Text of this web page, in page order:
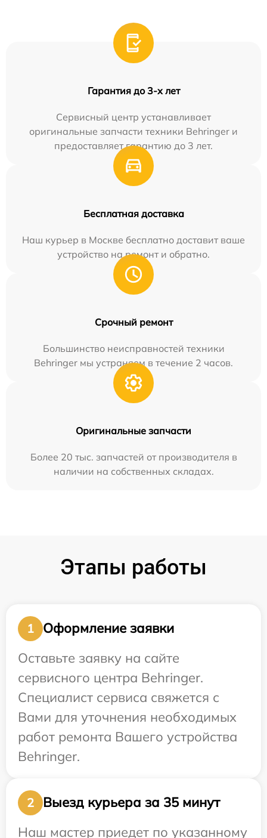
Гарантия до 3-х лет
Сервисный центр устанавливает
оригинальные запчасти техники Behringer и
предоставляет гарантию до 3 лет.
Бесплатная доставка
Наш курьер в Москве бесплатно доставит ваше
устройство на ремонт и обратно.
Срочный ремонт
Большинство неисправностей техники
Behringer мы устраняем в течение 2 часов.
Оригинальные запчасти
Более 20 тыс. запчастей от производителя в
наличии на собственных складах.
Этапы работы
1
Оформление заявки
Оставьте заявку на сайте
сервисного центра Behringer.
Специалист сервиса свяжется с
Вами для уточнения необходимых
работ ремонта Вашего устройства
Behringer.
2
Выезд курьера за 35 минут
Наш мастер приедет по указанному